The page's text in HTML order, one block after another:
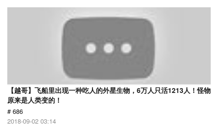
【越哥】飞船里出现一种吃人的外星生物，6万人只活1213人！怪物
原来是人类变的！
# 686
2018-09-02 03:14